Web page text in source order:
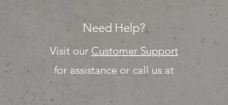
Need Help?
Visit our Customer Support
for assistance or call us at